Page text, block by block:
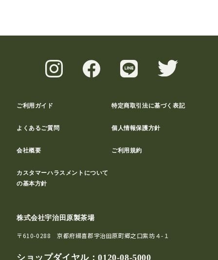
ご利用ガイド 特定商取引法に基づく表記
よくあるご質問 個人情報保護方針
会社概要 ご利用規約
カスタマーハラスメントについて
の基本方針
株式会社宇治田原製茶場
〒610-0288 京都府綴喜郡宇治田原町郷之口紫坊４-１
ショップダイヤル：0120-08-5000